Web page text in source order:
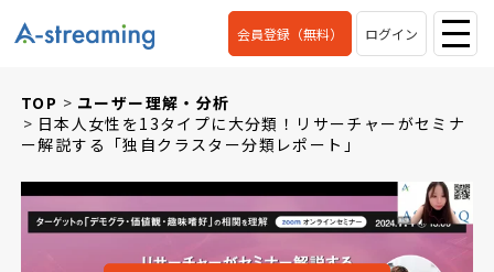
会員登録（無料） ログイン
TOP
ユーザー理解・分析
日本人女性を13タイプに大分類！リサーチャーがセミナ
ー解説する「独自クラスター分類レポート」